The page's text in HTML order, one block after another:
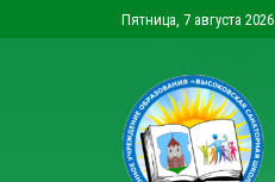
Пятница, 7 августа 2026